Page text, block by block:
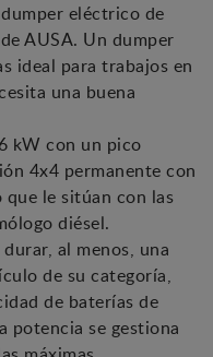
eléctrico de
AUSA. Un dumper
ideal para trabajos en
una buena
kW con un pico
4x4 permanente con
le sitúan con las
diésel.
al menos, una
de su categoría,
de baterías de
potencia se gestiona